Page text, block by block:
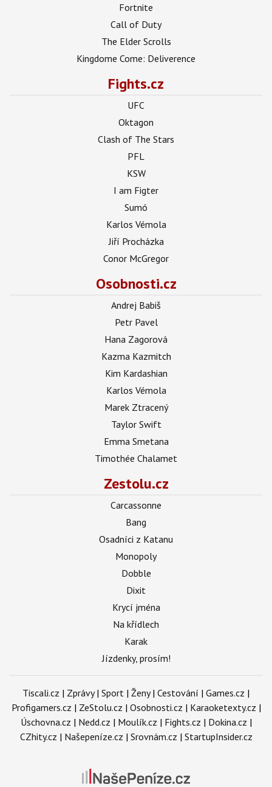
Fortnite
Call of Duty
The Elder Scrolls
Kingdome Come: Deliverence
Fights.cz
UFC
Oktagon
Clash of The Stars
PFL
KSW
I am Figter
Sumó
Karlos Vémola
Jiří Procházka
Conor McGregor
Osobnosti.cz
Andrej Babiš
Petr Pavel
Hana Zagorová
Kazma Kazmitch
Kim Kardashian
Karlos Vémola
Marek Ztracený
Taylor Swift
Emma Smetana
Timothée Chalamet
Zestolu.cz
Carcassonne
Bang
Osadníci z Katanu
Monopoly
Dobble
Dixit
Krycí jména
Na křídlech
Karak
Jízdenky, prosím!
Tiscali.cz | Zprávy| Sport | Ženy| Cestování | Games.cz |
Profigamers.cz | ZeStolu.cz | Osobnosti.cz | Karaoketexty.cz |
Úschovna.cz | Nedd.cz | Moulík.cz | Fights.cz | Dokina.cz |
CZhity.cz | Našepeníze.cz | Srovnám.cz | StartupInsider.cz